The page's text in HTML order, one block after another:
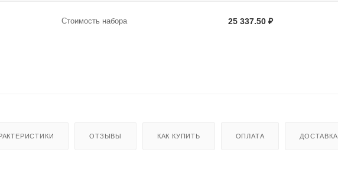
Стоимость набора 25 337.50 ₽
ОТЗЫВЫ КАК КУПИТЬ ОПЛАТА ДОСТАВКА